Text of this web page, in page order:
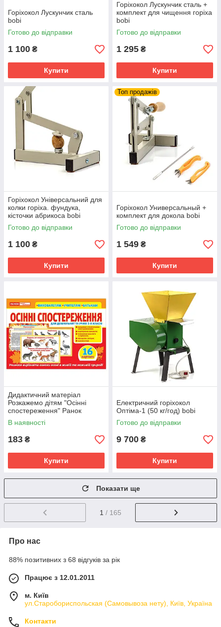
Горіхокол Лускунчик сталь
bobi
Готово до відправки
1 100 ₴
Купити
Горіхокол Лускунчик сталь +
комплект для чищення горіха
bobi
Готово до відправки
1 295 ₴
Купити
Горіхокол Універсальний для
колки горіха. фундука,
кісточки абрикоса bobi
Готово до відправки
1 100 ₴
Купити
Топ продажів
Горіхокол Универсальный +
комплект для докола bobi
Готово до відправки
1 549 ₴
Купити
Дидактичний матеріал
Розкажемо дітям "Осінні
спостереження" Ранок
10107187У, 16 карток
В наявності
183 ₴
Купити
Електричний горіхокол
Оптіма-1 (50 кг/год) bobi
Готово до відправки
9 700 ₴
Купити
Показати ще
1 / 165
Про нас
88% позитивних з 68 відгуків за рік
Працює з 12.01.2011
м. Київ
ул.Старобориспольская (Самовывоза нету), Київ, Україна
Контакти